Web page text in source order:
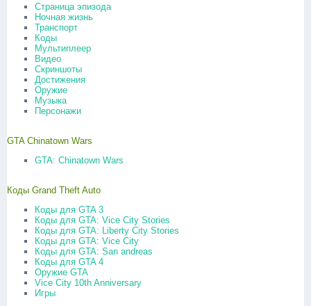
Страница эпизода
Ночная жизнь
Транспорт
Коды
Мультиплеер
Видео
Скриншоты
Достижения
Оружие
Музыка
Персонажи
GTA Chinatown Wars
GTA: Chinatown Wars
Коды Grand Theft Auto
Коды для GTA 3
Коды для GTA: Vice City Stories
Коды для GTA: Liberty City Stories
Коды для GTA: Vice City
Коды для GTA: San andreas
Коды для GTA 4
Оружие GTA
Vice City 10th Anniversary
Игры